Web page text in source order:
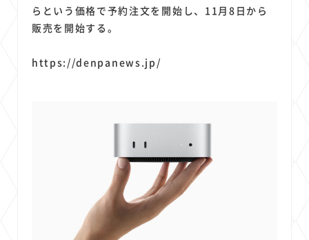
らという価格で予約注文を開始し、11月8日から
販売を開始する。
https://denpanews.jp/